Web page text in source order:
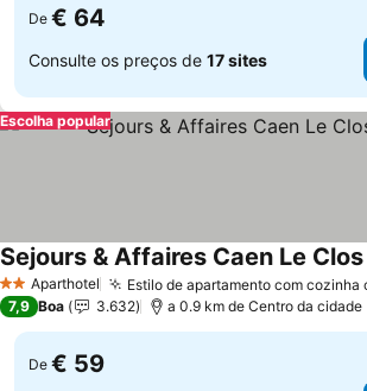
De € 64
Consulte os preços de 17 sites
Escolha popular
2 EstrelasAparthotel Estilo de apartamento com cozinha
Sejours & Affaires Caen Le
7,9 Boa 3.632 a 0.9 km de Centro da cidade
De € 59